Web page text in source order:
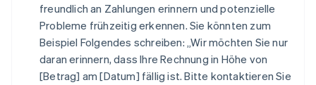
freundlich an Zahlungen erinnern und potenzielle
Probleme frühzeitig erkennen. Sie könnten zum
Beispiel Folgendes schreiben: „Wir möchten Sie nur
daran erinnern, dass Ihre Rechnung in Höhe von
[Betrag] am [Datum] fällig ist. Bitte kontaktieren Sie